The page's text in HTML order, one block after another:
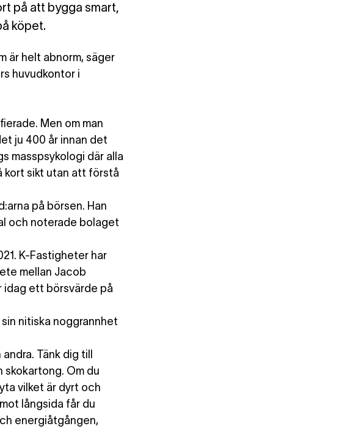
på att bygga smart,
köpet.
är helt abnorm, säger
huvudkontor i
Men om man
ju 400 år innan det
masspsykologi där alla
kort sikt utan att förstå
på börsen. Han
och noterade bolaget
K-Fastigheter har
mellan Jacob
idag ett börsvärde på
nitiska noggrannhet
Tänk dig till
skokartong. Om du
vilket är dyrt och
långsida får du
energiåtgången,